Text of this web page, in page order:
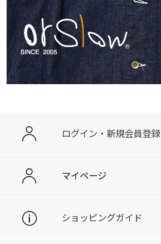
ログイン・新規会員登録
マイページ
ショッピングガイド